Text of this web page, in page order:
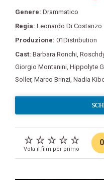
Genere: Drammatico
Regia: Leonardo Di Costanzo
Produzione: 01Distribution
Cast: Barbara Ronchi
Giorgio Montanini Hippolyte
Soller, Marco Brinzi Nadia
Vota il film per primo
0